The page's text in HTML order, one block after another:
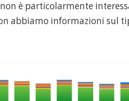
è particolarmente
abbiamo informazioni sul